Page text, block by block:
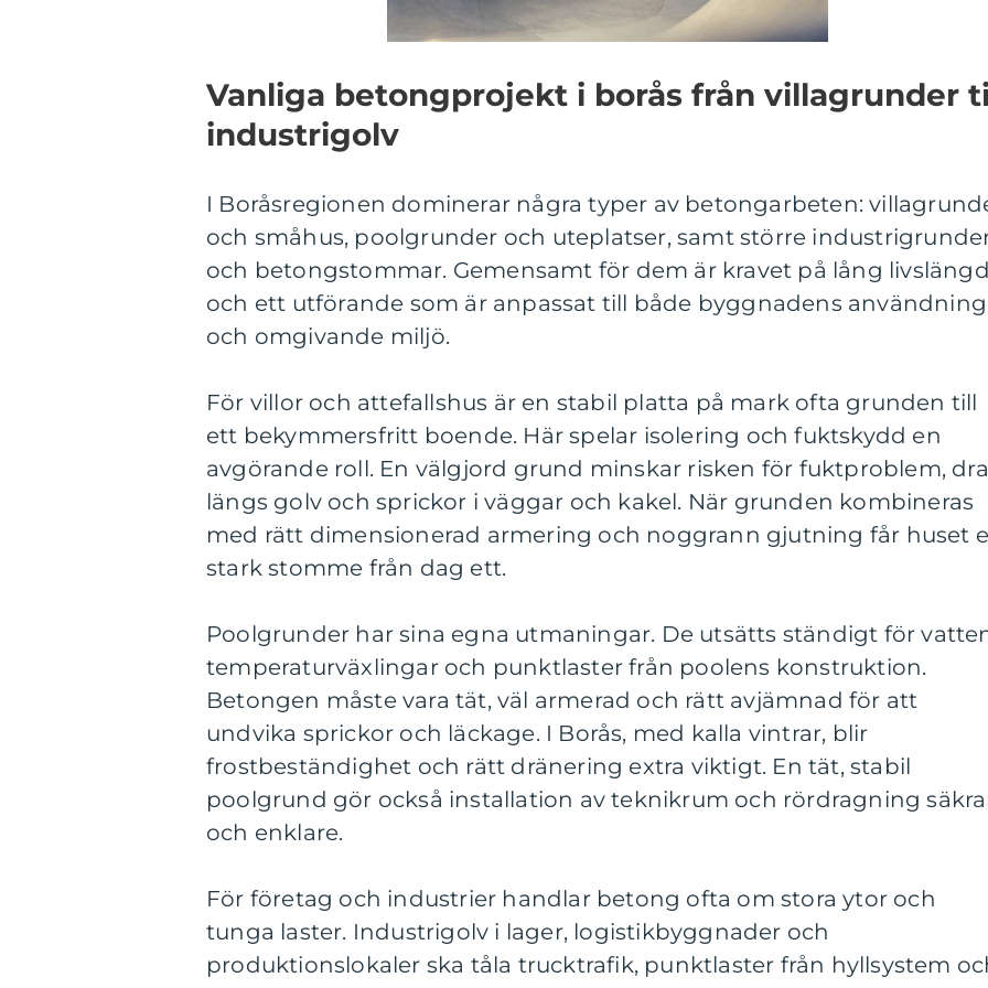
Vanliga betongprojekt i borås från villagrunder
industrigolv
I Boråsregionen dominerar några typer av betongarbeten:
och småhus, poolgrunder och uteplatser, samt större
och betongstommar. Gemensamt för dem är kravet på lång livslängd
och ett utförande som är anpassat till både byggnadens användning
och omgivande miljö.
För villor och attefallshus är en stabil platta på mark ofta grunden till
ett bekymmersfritt boende. Här spelar isolering och fuktskydd en
avgörande roll. En välgjord grund minskar risken för fuktproblem,
längs golv och sprickor i väggar och kakel. När grunden kombineras
med rätt dimensionerad armering och noggrann gjutning får huset
stark stomme från dag ett.
Poolgrunder har sina egna utmaningar. De utsätts ständigt för
temperaturväxlingar och punktlaster från poolens konstruktion.
Betongen måste vara tät, väl armerad och rätt avjämnad för att
undvika sprickor och läckage. I Borås, med kalla vintrar, blir
frostbeständighet och rätt dränering extra viktigt. En tät, stabil
poolgrund gör också installation av teknikrum och rördragning
och enklare.
För företag och industrier handlar betong ofta om stora ytor och
tunga laster. Industrigolv i lager, logistikbyggnader och
produktionslokaler ska tåla trucktrafik, punktlaster från hyllsystem